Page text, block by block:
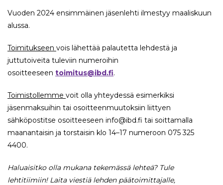
Vuoden 2024 ensimmäinen jäsenlehti ilmestyy maaliskuun
alussa.
Toimitukseen vois lähettää palautetta lehdestä ja
juttutoiveita tuleviin numeroihin
osoitteeseen toimitus@ibd.fi.
Toimistollemme voit olla yhteydessä esimerkiksi
jäsenmaksuihin tai osoitteenmuutoksiin liittyen
sähköpostitse osoitteeseen info@ibd.fi tai soittamalla
maanantaisin ja torstaisin klo 14–17 numeroon 075 325
4400.
Haluaisitko olla mukana tekemässä lehteä? Tule
lehtitiimiin! Laita viestiä lehden päätoimittajalle,